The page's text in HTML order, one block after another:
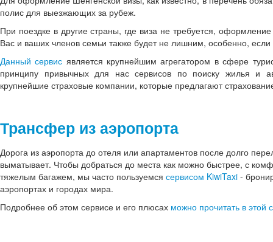
полис для выезжающих за рубеж.
При поездке в другие страны, где виза не требуется,
Вас и ваших членов семьи также будет не лишним, особенно, если
Данный сервис является крупнейшим агрегатором в сфере
принципу привычных для нас сервисов по поиску жилья и
крупнейшие страховые компании, которые предлагают
Трансфер из аэропорта
Дорога из аэропорта до отеля или апартаментов после долго
выматывает. Чтобы добраться до места как можно быстрее, с
тяжелым багажем, мы часто пользуемся сервисом KiwiTaxi -
аэропортах и городах мира.
Подробнее об этом сервисе и его плюсах можно прочитать в этой